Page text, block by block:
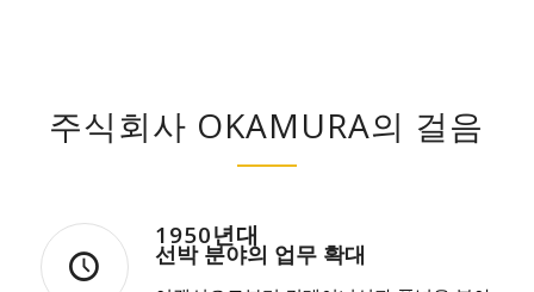
주식회사 OKAMURA의 걸음
1950년대
선박 분야의 업무 확대